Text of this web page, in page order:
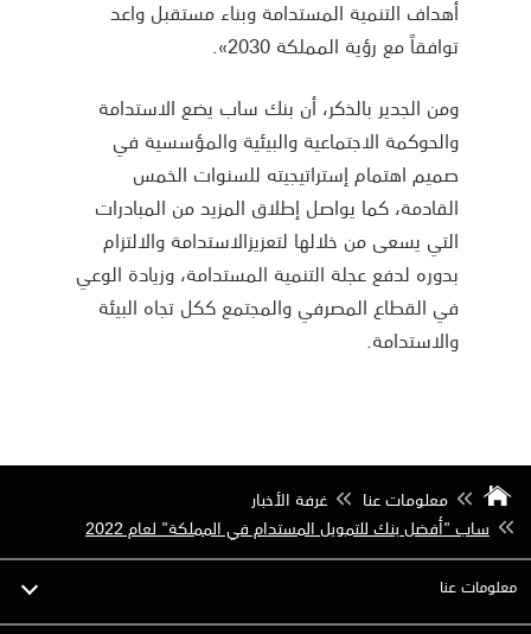
أهداف التنمية المستدامة وبناء مستقبل واعد
توافقاً مع رؤية المملكة 2030».
ومن الجدير بالذكر، أن بنك ساب يضع الاستدامة
والحوكمة الاجتماعية والبيئية والمؤسسية في
صميم اهتمام إستراتيجيته للسنوات الخمس
القادمة، كما يواصل إطلاق المزيد من المبادرات
التي يسعى من خلالها لتعزيزالاستدامة والالتزام
بدوره لدفع عجلة التنمية المستدامة، وزيادة الوعي
في القطاع المصرفي والمجتمع ككل تجاه البيئة
والاستدامة.
معلومات عنا
غرفة الأخبار
ساب "أفضل بنك للتمويل المستدام في المملكة" لعام 2022
معلومات عنا